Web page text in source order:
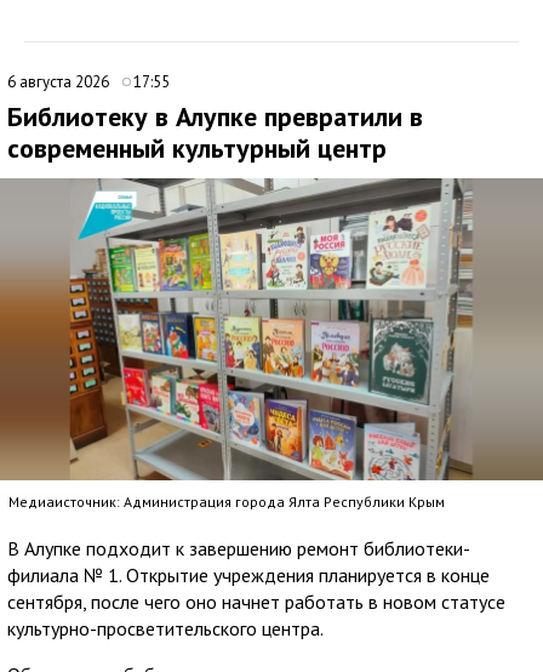
6 августа 2026 17:55
Библиотеку в Алупке превратили в
современный культурный центр
Медиаисточник: Администрация города Ялта Республики Крым
В Алупке подходит к завершению ремонт библиотеки-
филиала № 1. Открытие учреждения планируется в конце
сентября, после чего оно начнет работать в новом статусе
культурно-просветительского центра.